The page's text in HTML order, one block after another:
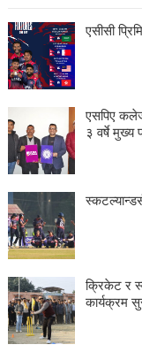
एसीसी
एसपिए
३ वर्षे मुख्य
क्रिकेट र
कार्यक्रम